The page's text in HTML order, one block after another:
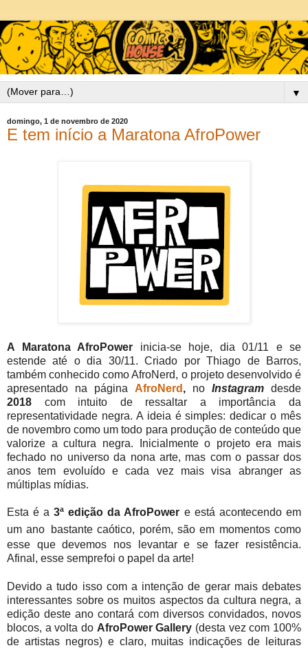
▼
domingo, 1 de novembro de 2020
E tem início a Maratona AfroPower
A Maratona AfroPower inicia-se hoje, dia 01/11 e se
estende até o dia 30/11. Criado por Thiago de Barros,
também conhecido como AfroNerd, o projeto desenvolvido é
apresentado na página AfroNerd , no Instagram desde
2018 com intuito de ressaltar a importância da
representatividade negra. A ideia é simples: dedicar o mês
de novembro como um todo para produção de conteúdo que
valorize a cultura negra. Inicialmente o projeto era mais
fechado no universo da nona arte, mas com o passar dos
anos tem evoluído e cada vez mais visa abranger as
múltiplas mídias.
Esta é a3ª edição da AfroPower e está acontecendoem
um ano
bastante caótico, porém, são em momentos como
esse que devemos nos levantar e se fazer resistência.
Afinal, esse semprefoi o papel da arte!
Devido a tudo isso com a intenção de gerar mais debates
interessantes sobre os muitos aspectos da cultura negra, a
edição deste ano contará com diversos convidados, novos
blocos, a volta do AfroPower Gallery (desta vez com 100%
de artistas negros) e claro, muitas indicações de leituras